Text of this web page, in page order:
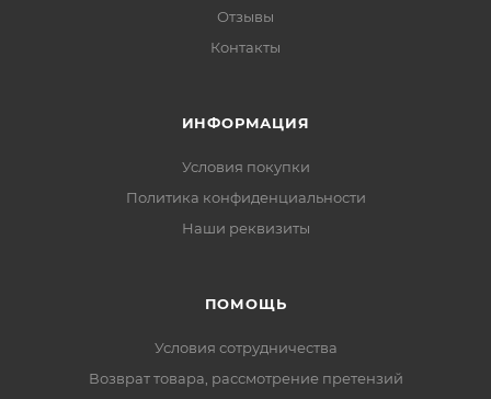
Отзывы
Контакты
ИНФОРМАЦИЯ
Условия покупки
Политика конфиденциальности
Наши реквизиты
ПОМОЩЬ
Условия сотрудничества
Возврат товара, рассмотрение претензий